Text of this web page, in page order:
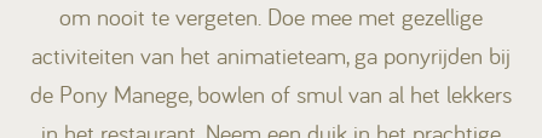
Werken bij
Mijn Ommerland
om nooit te vergeten. Doe mee met gezellige
activiteiten van het animatieteam, ga ponyrijden bij
de Pony Manege, bowlen of smul van al het lekkers